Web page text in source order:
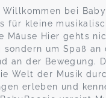
Willkommen bei
für kleine
Mäuse Hier gehts
sondern um Spaß an
an der Bewegung.
Welt der Musik
erleben und